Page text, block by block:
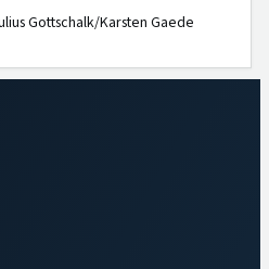
Gottschalk/Karsten Gaede